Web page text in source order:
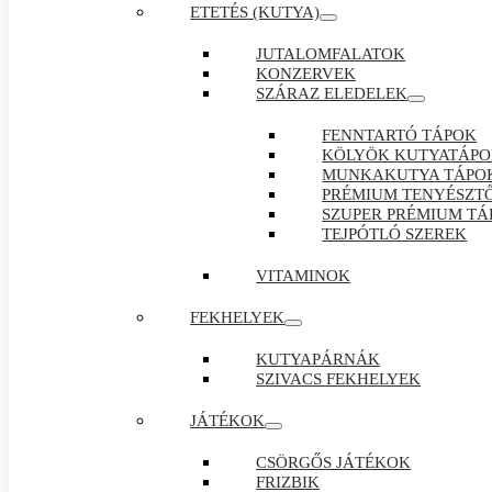
ETETÉS (KUTYA)
JUTALOMFALATOK
KONZERVEK
SZÁRAZ ELEDELEK
FENNTARTÓ TÁPOK
KÖLYÖK
MUNKAKUTYA
PRÉMIUM
SZUPER PRÉMIUM
TEJPÓTLÓ SZEREK
VITAMINOK
FEKHELYEK
KUTYAPÁRNÁK
SZIVACS FEKHELYEK
JÁTÉKOK
CSÖRGŐS JÁTÉKOK
FRIZBIK